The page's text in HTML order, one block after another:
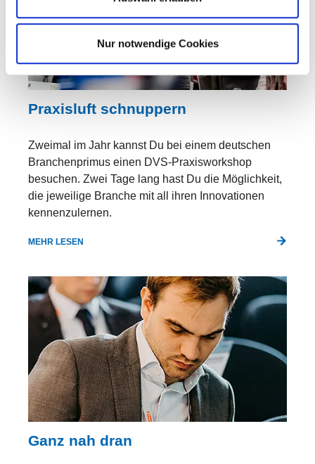
Nur notwendige Cookies
Praxisluft schnuppern
Zweimal im Jahr kannst Du bei einem deutschen
Branchenprimus einen DVS-Praxisworkshop
besuchen. Zwei Tage lang hast Du die Möglichkeit,
die jeweilige Branche mit all ihren Innovationen
kennenzulernen.
MEHR LESEN
Ganz nah dran